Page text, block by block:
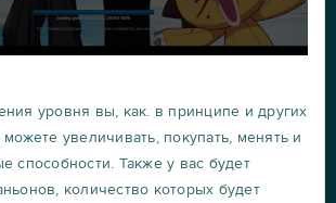
уровня вы, как. в принципе и других
увеличивать, покупать, менять и
способности. Также у вас будет
количество которых будет